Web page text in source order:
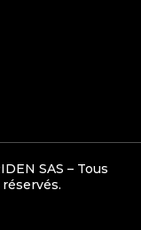
SAS – Tous